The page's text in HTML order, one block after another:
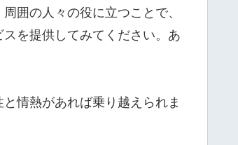
囲の人々の役に立つことで、
を提供してみてください。あ
情熱があれば乗り越えられま